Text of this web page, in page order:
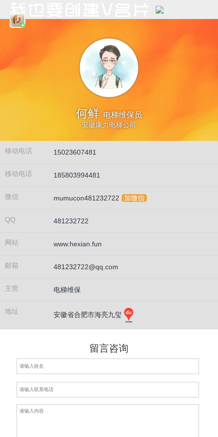
何鲜 电梯维保员
安徽康力电梯公司
移动电话 15023607481
移动电话 185803994481
微信 mumucon481232722 加微信
QQ 481232722
网站 www.hexian.fun
邮箱 481232722@qq.com
主营 电梯维保
地址 安徽省合肥市海亮九玺
留言咨询